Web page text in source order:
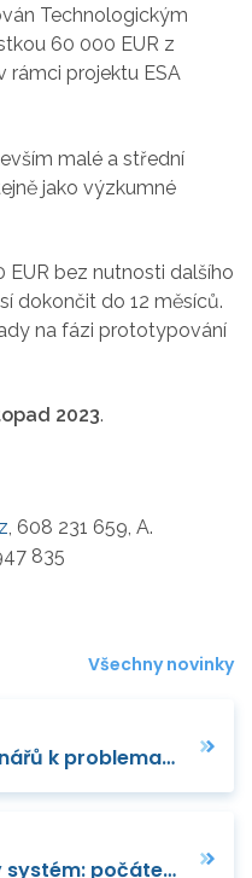
Technologickým
60 000 EUR z
rámci projektu ESA
malé a střední
jako výzkumné
EUR bez nutnosti dalšího
dokončit do 12 měsíců.
na fázi prototypování
2023.
, 608 231 659, A.
835
Všechny novinky
Save the date: série seminářů k problematice digitální transformace MSP a jejího financování
Nový jednotný patentový systém: počátek nové éry patentové ochrany a vymáhání v EU